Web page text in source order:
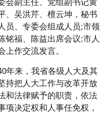
会副主任、党组副书记黄
、吴洪芹、檀云坤，秘书
员、专委会组成人员;市领
铭福、陈益出席会议;市人
上作交流发言。
年来，我省各级人大及其
持把人大工作与改革开放
和法律赋予的职责，依法
项决定权和人事任免权，